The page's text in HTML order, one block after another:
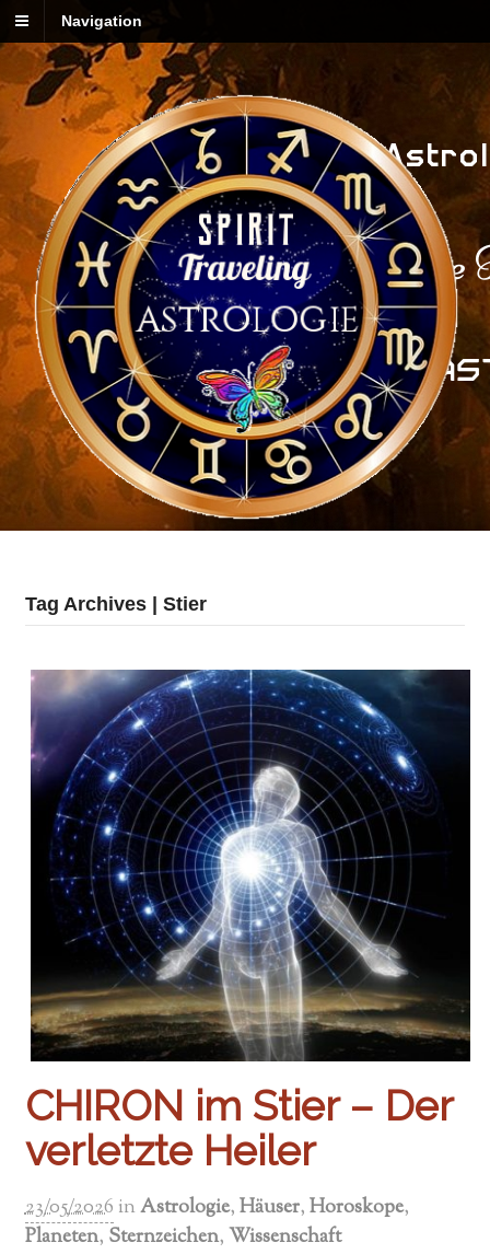
Navigation
Tag Archives | Stier
CHIRON im Stier – Der
verletzte Heiler
23/05/2026 inAstrologie,Häuser,Horoskope,
Planeten, Sternzeichen,Wissenschaft